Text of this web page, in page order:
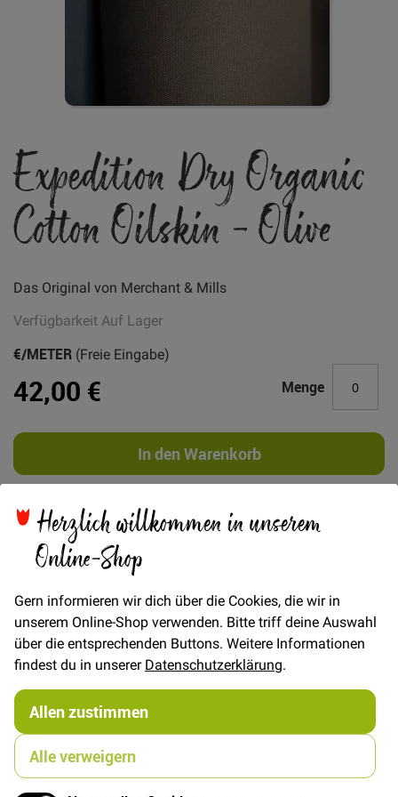
Herzlich willkommen in unserem
Online-Shop
Gern informieren wir dich über die Cookies, die wir in
unserem Online-Shop verwenden. Bitte triff deine Auswahl
über die entsprechenden Buttons. Weitere Informationen
findest du in unsererDatenschutzerklärung.
Allen zustimmen
Alle verweigern
der
Bildgalerie
springen
Expedition Dry Organic
Cotton Oilskin - Olive
Das Original von Merchant & Mills
VerfügbarkeitAuf Lager
42,00 €
€/METER (Freie Eingabe)
Menge
In den Warenkorb
Details
Merchant & Mills Expedition Dry Organic Cotton Oilskin
- Feinste Bio Qualität aus Großbritannien.
Expedition Dry Organic Cotton Oilskin ist sehr schwer
und grob, perfect für Taschen die Stand und Canvas
Optik haben sollen.
Dry Oilskin ist ein durch Wachsbehandlung
verarbeitet.
Die Dry Finish Verarbeitung zeigt sich durch den